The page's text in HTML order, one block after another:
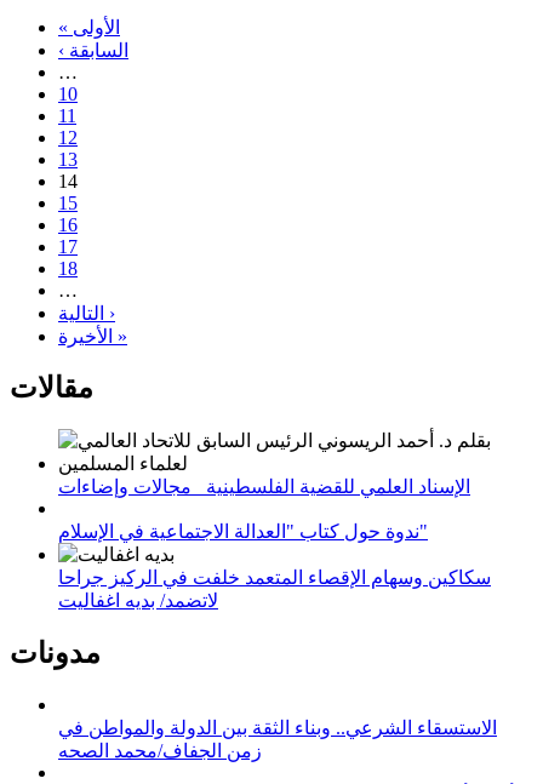
« الأولى
‹ السابقة
…
10
11
12
13
14
15
16
17
18
…
التالية ›
الأخيرة »
مقالات
الإسناد العلمي للقضية الفلسطينية_ مجالات وإضاءات
ندوة حول كتاب "العدالة الاجتماعية في الإسلام"
سكاكين وسهام الإقصاء المتعمد خلفت في الركيز جراحا
لاتضمد/ بديه اغفاليت
مدونات
الاستسقاء الشرعي.. وبناء الثقة بين الدولة والمواطن في
زمن الجفاف/محمد الصحه